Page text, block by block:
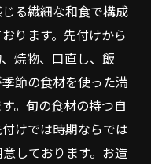
る繊細な和食で構成
ります。先付けから
焼物、口直し、飯
節の食材を使った満
。旬の食材の持つ自
けでは時期ならでは
しております。お造